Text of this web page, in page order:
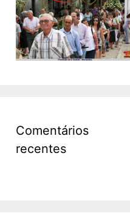
Comentários
recentes